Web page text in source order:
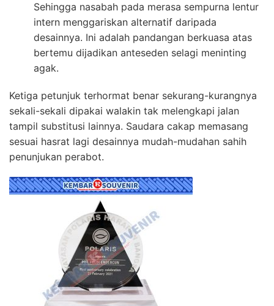
Sehingga nasabah pada merasa sempurna lentur
intern menggariskan alternatif daripada
desainnya. Ini adalah pandangan berkuasa atas
bertemu dijadikan anteseden selagi meninting
agak.
Ketiga petunjuk terhormat benar sekurang-kurangnya
sekali-sekali dipakai walakin tak melengkapi jalan
tampil substitusi lainnya. Saudara cakap memasang
sesuai hasrat lagi desainnya mudah-mudahan sahih
penunjukan perabot.